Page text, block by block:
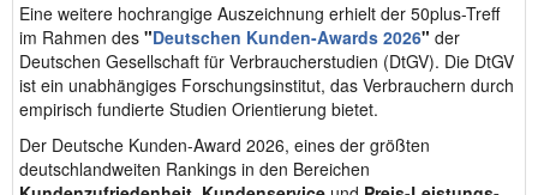
Eine weitere hochrangige Auszeichnung erhielt der 50plus-Treff
im Rahmen des "Deutschen Kunden-Awards 2026" der
Deutschen Gesellschaft für Verbraucherstudien (DtGV). Die DtGV
ist ein unabhängiges Forschungsinstitut, das Verbrauchern durch
empirisch fundierte Studien Orientierung bietet.
Der Deutsche Kunden-Award 2026, eines der größten
deutschlandweiten Rankings in den Bereichen